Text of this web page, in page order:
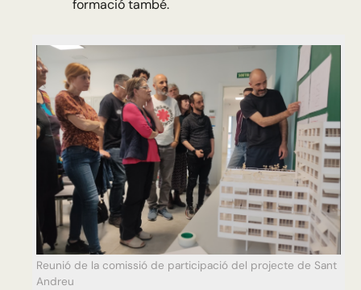
formació també.
Reunió de la comissió de participació del projecte de Sant
Andreu